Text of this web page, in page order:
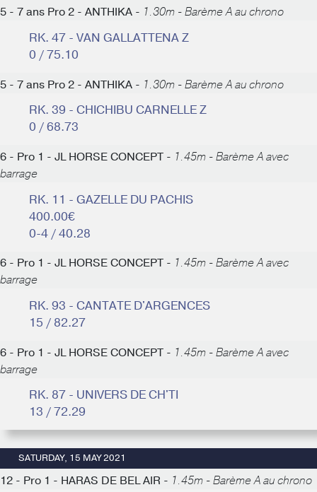
5 - 7 ans Pro 2 - ANTHIKA - 1.30m - Barème A au chrono
RK. 47 - VAN GALLATTENA Z
0 / 75.10
5 - 7 ans Pro 2 - ANTHIKA - 1.30m - Barème A au chrono
RK. 39 - CHICHIBU CARNELLE Z
0 / 68.73
6 - Pro 1 - JL HORSE CONCEPT - 1.45m - Barème A avec
barrage
RK. 11 - GAZELLE DU PACHIS
400.00€
0-4 / 40.28
6 - Pro 1 - JL HORSE CONCEPT - 1.45m - Barème A avec
barrage
RK. 93 - CANTATE D'ARGENCES
15 / 82.27
6 - Pro 1 - JL HORSE CONCEPT - 1.45m - Barème A avec
barrage
RK. 87 - UNIVERS DE CH'TI
13 / 72.29
SATURDAY, 15 MAY 2021
12 - Pro 1 - HARAS DE BEL AIR - 1.45m - Barème A au chrono